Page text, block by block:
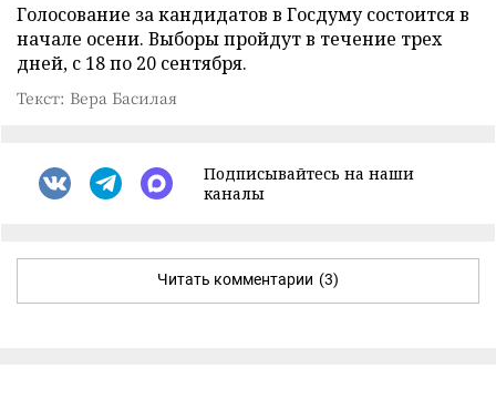
Голосование за кандидатов в Госдуму состоится в
начале осени. Выборы пройдут в течение трех
дней, с 18 по 20 сентября.
Текст: Вера Басилая
Подписывайтесь на наши
каналы
Читать комментарии (3)